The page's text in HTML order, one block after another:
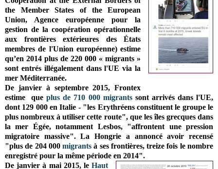
the Member States of the European
Union, Agence européenne pour la
gestion de la coopération opérationnelle
aux frontières extérieures des États
membres de l'Union européenne) estime
qu’en 2014 plus de 220 000 « migrants »
sont entrés illégalement dans l'UE via la
mer Méditerranée.
De janvier à septembre 2015,Frontex
estime queplus de 710 000 migrantssont arrivés dans l'UE,
dont 129 000 en Italie - "les Erythréens constituent le groupe le
plus nombreux à utiliser cette route", que les îles grecques dans
la mer Égée, notamment Lesbos, "affrontent une pression
migratoire massive". La Hongrie a annoncé avoir recensé
"plus de 204 000migrants à ses frontières, treize fois le nombre
enregistré pour la même période en 2014".
De janvier à mai 2015, leHaut